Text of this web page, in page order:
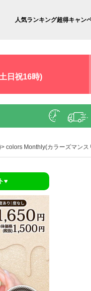
人気ランキング超得キャン
日祝16時)
colors Monthly(カラーズマンス
♥